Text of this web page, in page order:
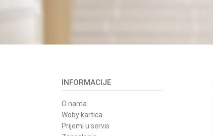
INFORMACIJE
O nama
Woby kartica
Prijemi u servis